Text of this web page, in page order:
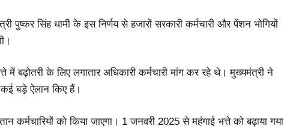
पुष्कर सिंह धामी के इस निर्णय से हजारों सरकारी कर्मचारी और पेंशन भोगियों
में बढ़ोतरी के लिए लगातार अधिकारी कर्मचारी मांग कर रहे थे। मुख्यमंत्री ने
कई बड़े ऐलान किए हैं।
कर्मचारियों को किया जाएगा। 1 जनवरी 2025 से महंगाई भत्ते को बढ़ाया गया